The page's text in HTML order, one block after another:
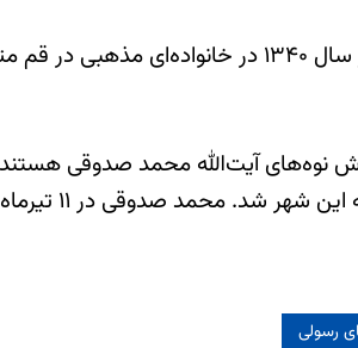
از نماز جمعه ترور شد. در ایران از آیت‌الله صدوقی به عنوان یکی از “شهدای محراب” یاد می‌کنند.
رسولی